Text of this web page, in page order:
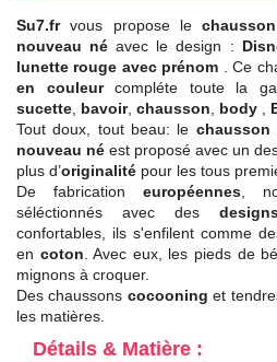
Su7.frvous propose le
nouveau né avec le design :
lunette rouge avec prénom
. Ce
en couleurcompléte toute la
sucette bavoir, chausson body
Tout doux, tout beau: le chausson
nouveau né est proposé avec un
plus d’originalité pour les tous
De fabrication européennes,
séléctionnés avec des
confortables, ils s'enfilent comme
en coton . Avec eux, les pieds de
mignons à croquer.
Des chaussons cocooning et
les matières.
Détails & Matière :